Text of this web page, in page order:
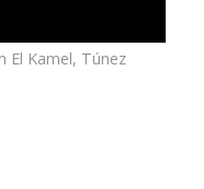
El Kamel, Túnez